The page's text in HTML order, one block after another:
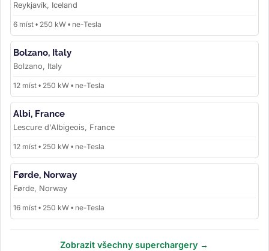
Reykjavík, Iceland
6 míst • 250 kW • ne-Tesla
Bolzano, Italy
Bolzano, Italy
12 míst • 250 kW • ne-Tesla
Albi, France
Lescure d'Albigeois, France
12 míst • 250 kW • ne-Tesla
Førde, Norway
Førde, Norway
16 míst • 250 kW • ne-Tesla
Zobrazit všechny superchargery →